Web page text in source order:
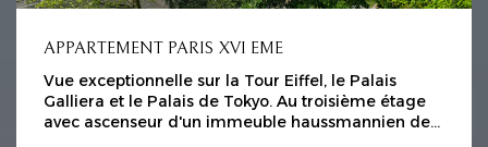
APPARTEMENT PARIS XVI EME
Vue exceptionnelle sur la Tour Eiffel, le Palais
Galliera et le Palais de Tokyo. Au troisième étage
avec ascenseur d'un immeuble haussmannien de